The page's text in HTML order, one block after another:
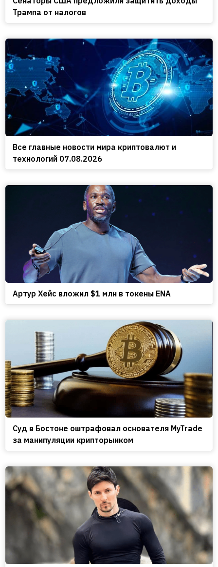
Трампа от налогов
Все главные новости мира криптовалют и
технологий 07.08.2026
Артур Хейс вложил $1 млн в токены ENA
Cуд в Бостоне оштрафовал основателя MyTrade
за манипуляции крипторынком